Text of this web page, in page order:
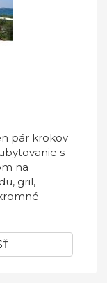
pár krokov
s
na
gril,